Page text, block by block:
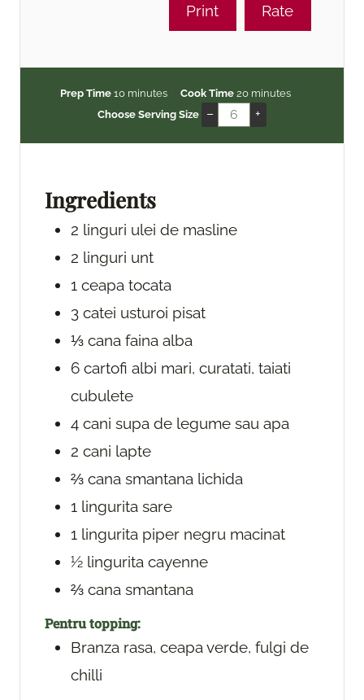
Print Rate
Prep Time10m
i
s
minutes Cook Time 20m
n
minutes
Choose Serving Size
– +
Ingredients
2 linguri ulei de masline
2 linguri unt
1 ceapa tocata
3 catei usturoi pisat
⅓ cana faina alba
6 cartofi albi mari, curatati, taiati
cubulete
4 cani supa de legume sau apa
2 cani lapte
⅔ cana smantana lichida
1 lingurita sare
1 lingurita piper negru macinat
½ lingurita cayenne
⅔ cana smantana
Pentru topping:
Branza rasa, ceapa verde, fulgi de
chilli